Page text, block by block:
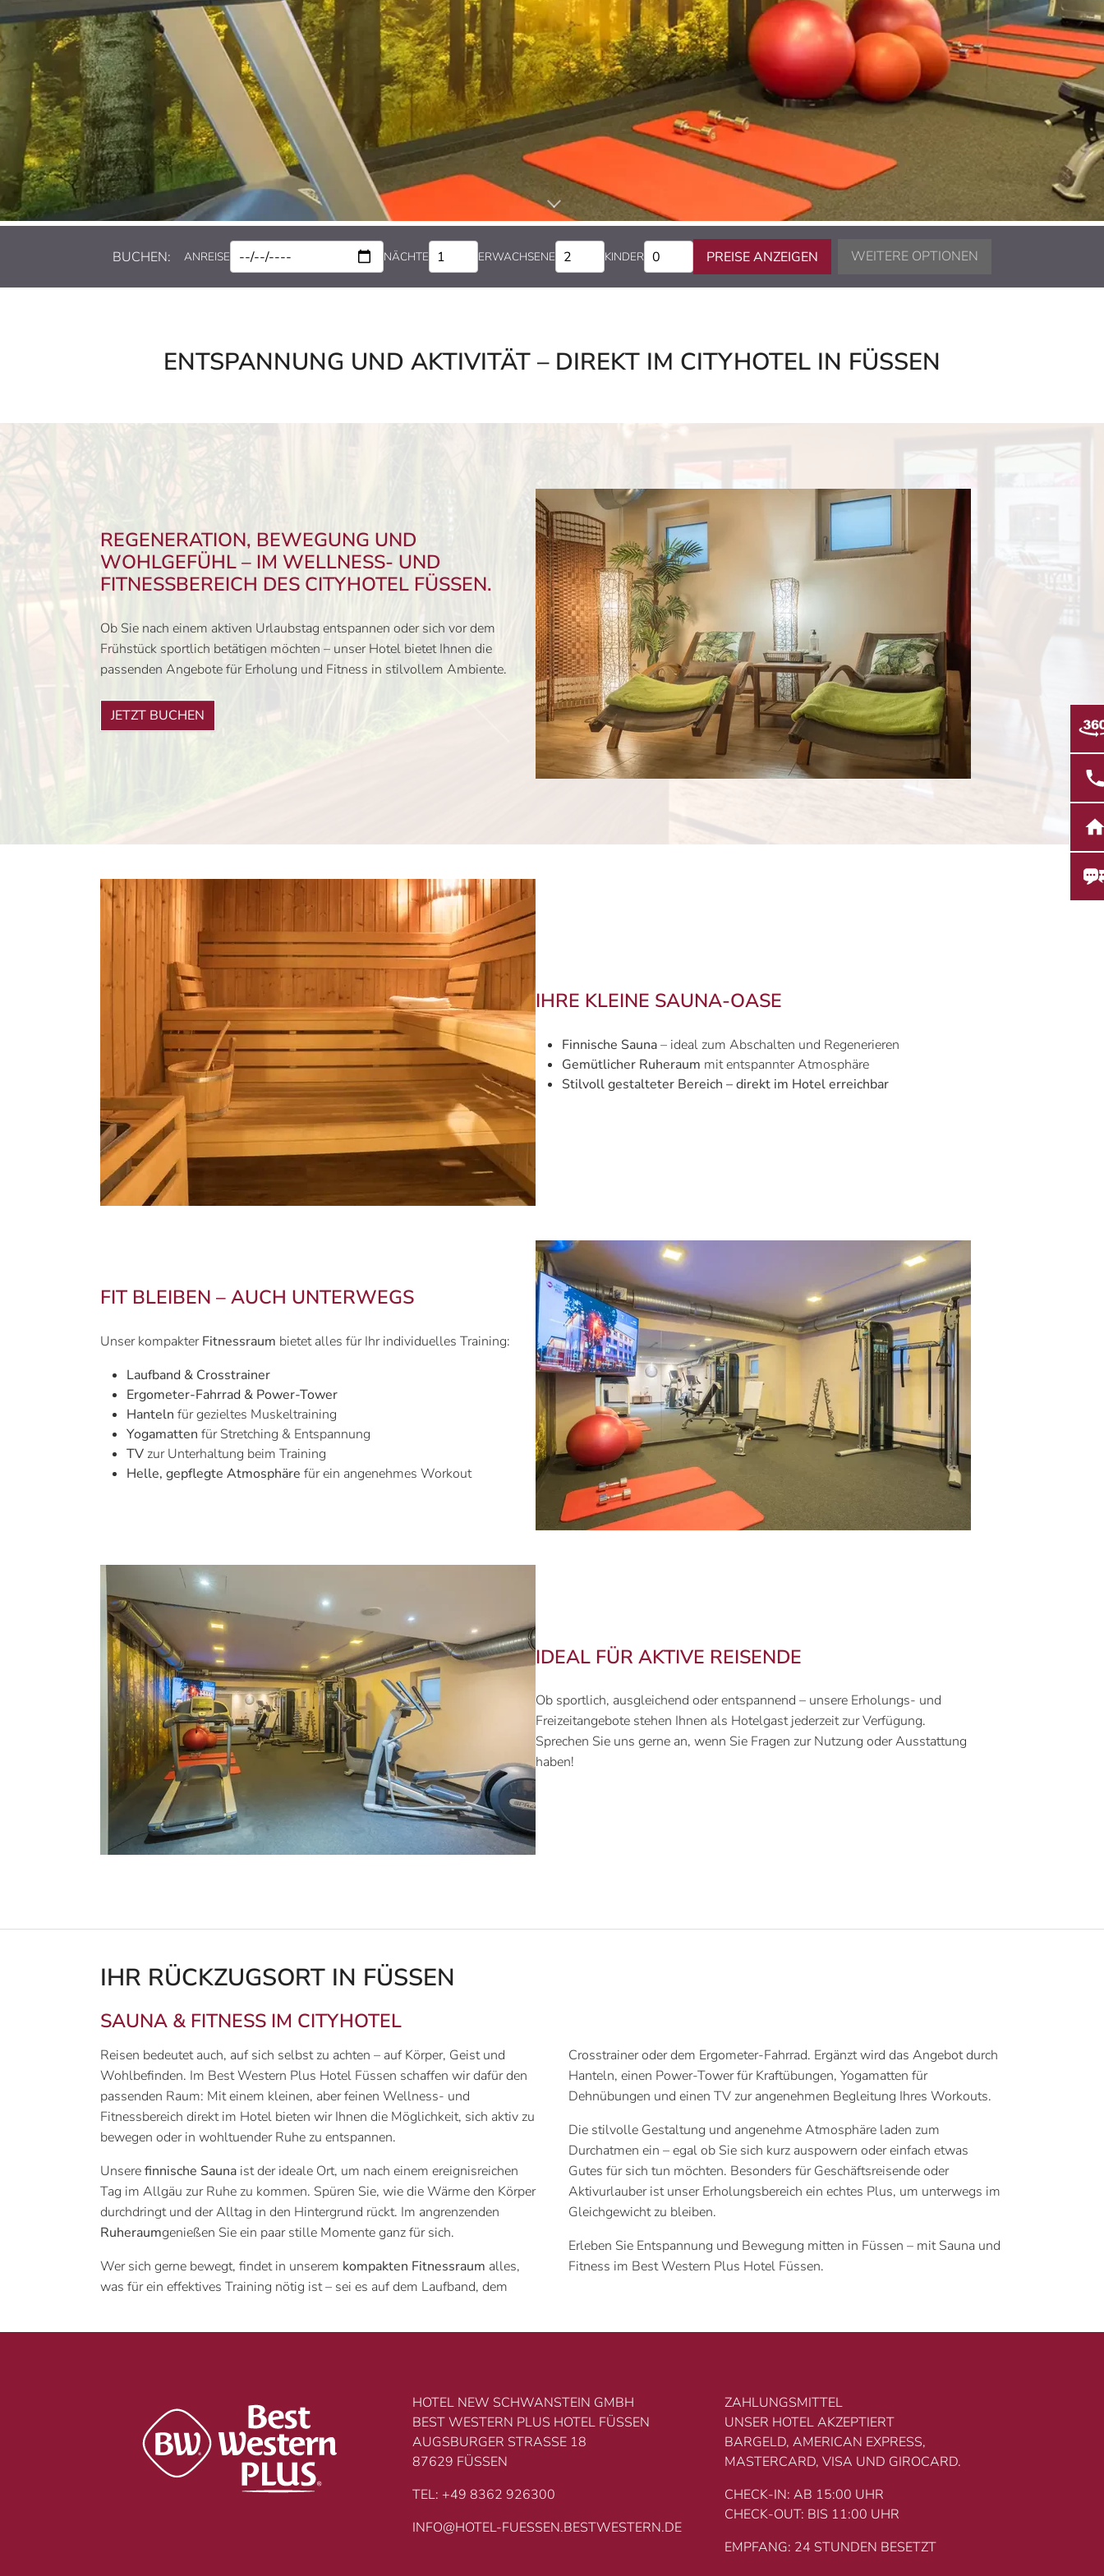
BUCHEN: ANREISE NÄCHTE ERWACHSENE KINDER PREISE ANZEIGEN WEITERE OPTIONEN
ENTSPANNUNG UND AKTIVITÄT – DIREKT IM CITYHOTEL IN FÜSSEN
REGENERATION, BEWEGUNG UND
WOHLGEFÜHL – IM WELLNESS- UND
FITNESSBEREICH DES CITYHOTEL FÜSSEN.
Ob Sie nach einem aktiven Urlaubstag entspannen oder sich vor dem
Frühstück sportlich betätigen möchten – unser Hotel bietet Ihnen die
passenden Angebote für Erholung und Fitness in stilvollem Ambiente.
JETZT BUCHEN
IHRE KLEINE SAUNA-OASE
Finnische Sauna– ideal zum Abschalten und Regenerieren
Gemütlicher Ruheraum mit entspannter Atmosphäre
Stilvoll gestalteter Bereich – direkt im Hotel erreichbar
FIT BLEIBEN – AUCH UNTERWEGS
Unser kompakterFitnessraum bietet alles für Ihr individuelles Training:
Laufband & Crosstrainer
Ergometer-Fahrrad & Power-Tower
Hanteln für gezieltes Muskeltraining
Yogamatten für Stretching & Entspannung
TV zur Unterhaltung beim Training
Helle, gepflegte Atmosphäre für ein angenehmes Workout
IDEAL FÜR AKTIVE REISENDE
Ob sportlich, ausgleichend oder entspannend – unsere Erholungs- und
Freizeitangebote stehen Ihnen als Hotelgast jederzeit zur Verfügung.
Sprechen Sie uns gerne an, wenn Sie Fragen zur Nutzung oder Ausstattung
haben!
IHR RÜCKZUGSORT IN FÜSSEN
SAUNA & FITNESS IM CITYHOTEL
Reisen bedeutet auch, auf sich selbst zu achten – auf Körper, Geist und
Wohlbefinden. Im Best Western Plus Hotel Füssen schaffen wir dafür den
passenden Raum: Mit einem kleinen, aber feinen Wellness- und
Fitnessbereich direkt im Hotel bieten wir Ihnen die Möglichkeit, sich aktiv zu
bewegen oder in wohltuender Ruhe zu entspannen.
Unserefinnische Sauna ist der ideale Ort, um nach einem ereignisreichen
Tag im Allgäu zur Ruhe zu kommen. Spüren Sie, wie die Wärme den Körper
durchdringt und der Alltag in den Hintergrund rückt. Im angrenzenden
Ruheraumgenießen Sie ein paar stille Momente ganz für sich.
Wer sich gerne bewegt, findet in unserem kompakten Fitnessraum alles,
was für ein effektives Training nötig ist – sei es auf dem Laufband, dem
Crosstrainer oder dem Ergometer-Fahrrad. Ergänzt wird das Angebot durch
Hanteln, einen Power-Tower für Kraftübungen, Yogamatten für
Dehnübungen und einen TV zur angenehmen Begleitung Ihres Workouts.
Die stilvolle Gestaltung und angenehme Atmosphäre laden zum
Durchatmen ein – egal ob Sie sich kurz auspowern oder einfach etwas
Gutes für sich tun möchten. Besonders für Geschäftsreisende oder
Aktivurlauber ist unser Erholungsbereich ein echtes Plus, um unterwegs im
Gleichgewicht zu bleiben.
Erleben Sie Entspannung und Bewegung mitten in Füssen – mit Sauna und
Fitness im Best Western Plus Hotel Füssen.
HOTEL NEW SCHWANSTEIN GMBH
BEST WESTERN PLUS HOTEL FÜSSEN
AUGSBURGER STRASSE 18
87629 FÜSSEN
TEL: +49 8362 926300
INFO@HOTEL-FUESSEN.BESTWESTERN.DE
ZAHLUNGSMITTEL
UNSER HOTEL AKZEPTIERT
BARGELD, AMERICAN EXPRESS,
MASTERCARD, VISA UND GIROCARD.
CHECK-IN: AB 15:00 UHR
CHECK-OUT: BIS 11:00 UHR
EMPFANG: 24 STUNDEN BESETZT